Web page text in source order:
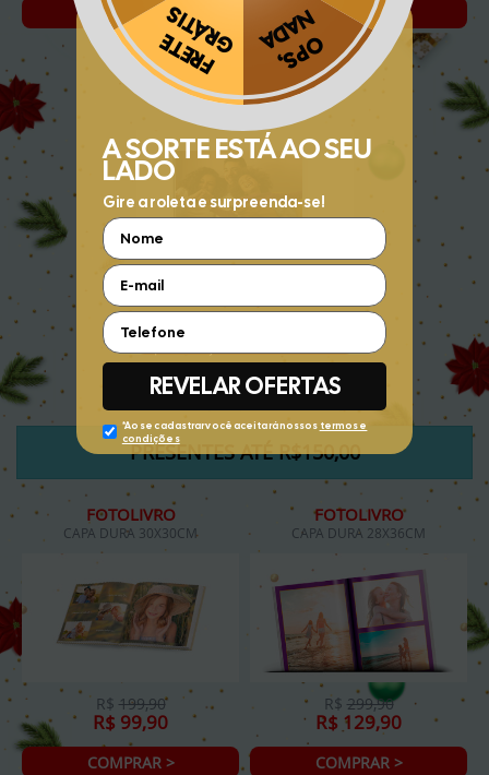
COMPRAR > COMPRAR >
FOTO QUADRO
ALUMINIO 30X45CM
PRESENTES ATÉ R$150,00
FOTOLIVRO
CAPA DURA 30X30CM
R$ 199,90
R$ 99,90
COMPRAR >
FOTOLIVRO
CAPA DURA 28X36CM
R$ 299,90
R$ 129,90
COMPRAR >
Obrigado por se cadastrar na
Aproveite e receba as novidades e ofertas exclusivas da